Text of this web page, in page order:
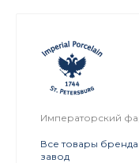
Императорский
Все товары
завод